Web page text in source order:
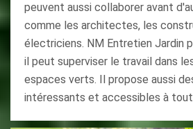
peuvent aussi collaborer avant
comme les architectes, les
électriciens. NM Entretien Jardin
il peut superviser le travail dans
espaces verts. Il propose aussi
intéressants et accessibles à